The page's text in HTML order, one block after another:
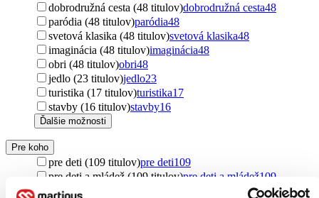
dobrodružná cesta (48 titulov)dobrodružná cesta48
paródia (48 titulov)paródia48
svetová klasika (48 titulov)svetová klasika48
imaginácia (48 titulov)imaginácia48
obri (48 titulov)obri48
jedlo (23 titulov)jedlo23
turistika (17 titulov)turistika17
stavby (16 titulov)stavby16
Ďalšie možnosti
Pre koho
pre deti (109 titulov)pre deti109
pre deti a mládež (109 titulov)pre deti a mládež109
pre chlapcov (61 titulov)